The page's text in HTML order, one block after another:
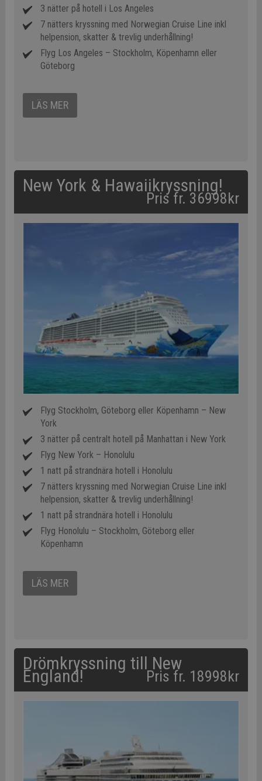
3 nätter på hotell i Los Angeles
7 nätters kryssning med Norwegian Cruise Line inkl
helpension, skatter & trevlig underhållning!
Flyg Los Angeles – Stockholm, Köpenhamn eller
Göteborg
LÄS MER
New York & Hawaiikryssning!
Pris fr. 36998kr
Flyg Stockholm, Göteborg eller Köpenhamn – New
York
3 nätter på centralt hotell på Manhattan i New York
Flyg New York – Honolulu
1 natt på strandnära hotell i Honolulu
7 nätters kryssning med Norwegian Cruise Line inkl
helpension, skatter & trevlig underhållning!
1 natt på strandnära hotell i Honolulu
Flyg Honolulu – Stockholm, Göteborg eller
Köpenhamn
LÄS MER
Drömkryssning till New
England! Pris fr. 18998kr